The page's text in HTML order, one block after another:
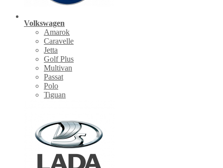
Volkswagen
Amarok
Caravelle
Jetta
Golf Plus
Multivan
Passat
Polo
Tiguan